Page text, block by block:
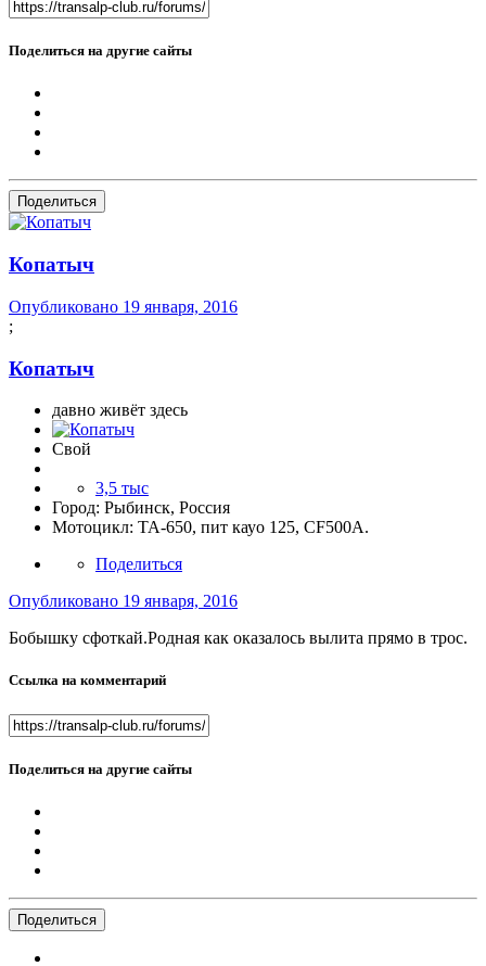
Поделиться на другие сайты
Поделиться
Копатыч
Опубликовано 19 января, 2016
;
Копатыч
давно живёт здесь
Свой
3,5 тыс
Город: Рыбинск, Россия
Мотоцикл: ТА-650, пит кауо 125, CF500A.
Поделиться
Опубликовано 19 января, 2016
Бобышку сфоткай.Родная как оказалось вылита прямо в трос.
Ссылка на комментарий
Поделиться на другие сайты
Поделиться